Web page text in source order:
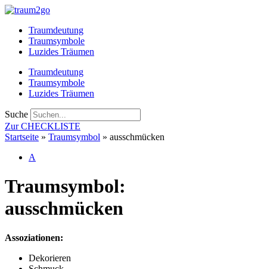
Zum
springenTraumdeutung
Traumsymbole
Luzides Träumen
Traumdeutung
Traumsymbole
Luzides Träumen
Suche
Zur CHECKLISTE
Startseite » Traumsymbol » ausschmücken
A
Traumsymbol:
ausschmücken
Assoziationen:
Dekorieren